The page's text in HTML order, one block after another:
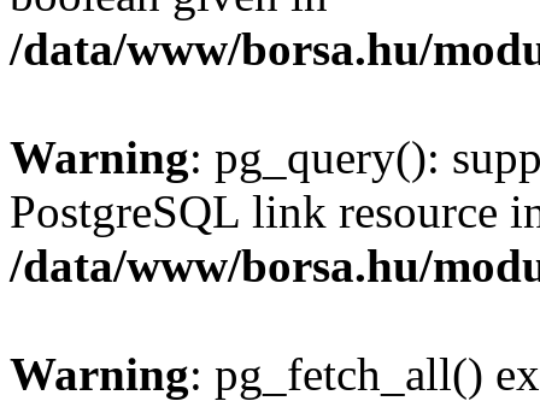
/data/www/borsa.hu/
Warning: pg_query():
PostgreSQL link resource
/data/www/borsa.hu/
Warning: pg_fetch_all()